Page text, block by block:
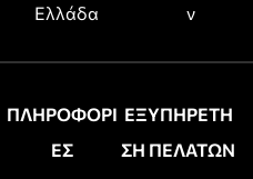
Ελλάδα
ν
ΠΛΗΡΟΦΟΡΙ
ΕΣ
ΕΞΥΠΗΡΕΤΗ
ΣΗ ΠΕΛΑΤΩΝ